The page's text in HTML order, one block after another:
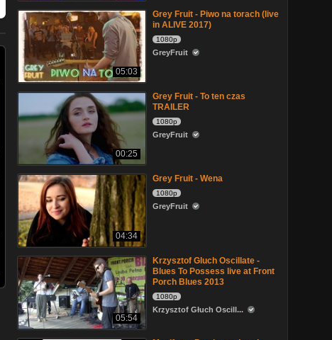
05:03
Grey Fruit - Piwo na torach (live
in ALIVE 2017)
1080p
GreyFruit
00:25
Grey Fruit - To ten czas
TRAILER
1080p
GreyFruit
04:34
Grey Fruit - Wena
1080p
GreyFruit
05:54
Krzysztof Gluch Oscillate -
Blues To Possess live at Front
Porch Blues 2013
1080p
Krzysztof Głuch Oscill...